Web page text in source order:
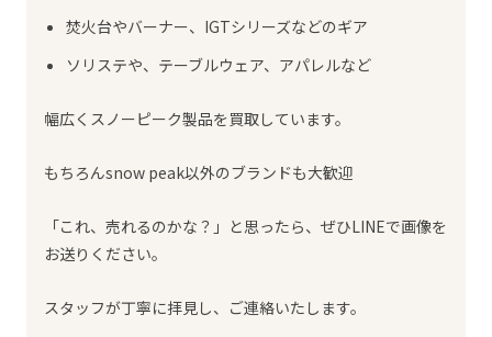
焚火台やバーナー、IGTシリーズなどのギア
ソリステや、テーブルウェア、アパレルなど
幅広くスノーピーク製品を買取しています。
もちろんsnow peak以外のブランドも大歓迎
「これ、売れるのかな？」と思ったら、ぜひLINEで画像を
お送りください。
スタッフが丁寧に拝見し、ご連絡いたします。